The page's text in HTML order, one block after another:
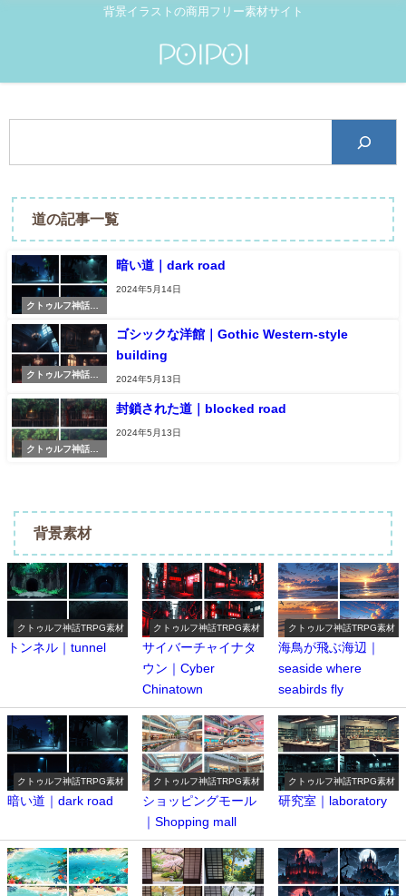
背景イラストの商用フリー素材サイト
道の記事一覧
クトゥルフ神話TR
暗い道｜dark road
2024年5月14日
クトゥルフ神話TR
ゴシックな洋館｜Gothic Western-style
building
2024年5月13日
クトゥルフ神話TR
封鎖された道｜blocked road
2024年5月13日
背景素材
クトゥルフ神話TRPG素材
トンネル｜tunnel
クトゥルフ神話TRPG素材
サイバーチャイナタ
ウン｜Cyber ​​
Chinatown
クトゥルフ神話TRPG素材
海鳥が飛ぶ海辺｜
seaside where
seabirds fly
クトゥルフ神話TRPG素材
暗い道｜dark road
クトゥルフ神話TRPG素材
ショッピングモール
｜Shopping mall
クトゥルフ神話TRPG素材
研究室｜laboratory